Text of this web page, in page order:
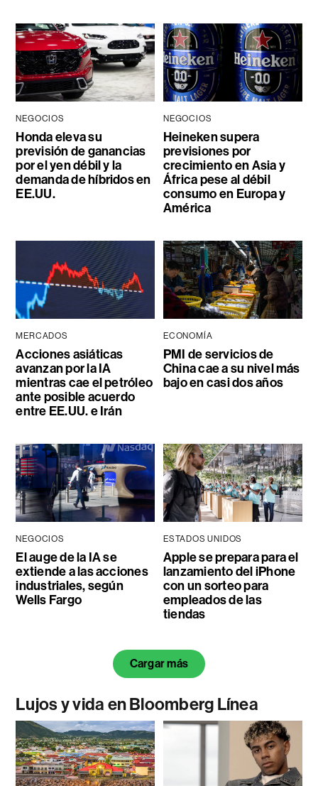
NEGOCIOS
Honda eleva su
previsión de ganancias
por el yen débil y la
demanda de híbridos en
EE.UU.
NEGOCIOS
Heineken supera
previsiones por
crecimiento en Asia y
África pese al débil
consumo en Europa y
América
MERCADOS
Acciones asiáticas
avanzan por la IA
mientras cae el petróleo
ante posible acuerdo
entre EE.UU. e Irán
ECONOMÍA
PMI de servicios de
China cae a su nivel más
bajo en casi dos años
NEGOCIOS
El auge de la IA se
extiende a las acciones
industriales, según
Wells Fargo
ESTADOS UNIDOS
Apple se prepara para el
lanzamiento del iPhone
con un sorteo para
empleados de las
tiendas
Cargar más
Lujos y vida en Bloomberg Línea